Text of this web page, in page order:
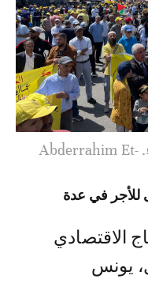
وقفات فاتح ماي بالدار البيضاء. Abderrahim Et-
للأجر في عدة
الاقتصادي
يونس